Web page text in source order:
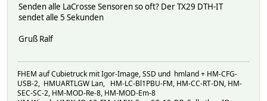
Senden alle LaCrosse Sensoren so oft? Der TX29 DTH-IT
sendet alle 5 Sekunden
Gruß Ralf
FHEM auf Cubietruck mit Igor-Image, SSD und hmland + HM-CFG-
USB-2, HMUARTLGW Lan, HM-LC-Bl1PBU-FM, HM-CC-RT-DN, HM-
SEC-SC-2, HM-MOD-Re-8, HM-MOD-Em-8